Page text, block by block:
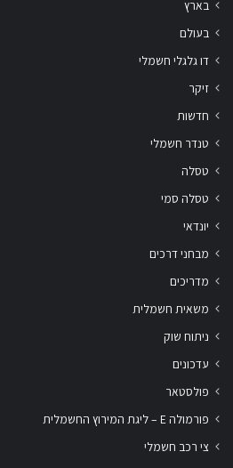
בארץ
בעולם
דו גלגלי חשמלי
זיקר
חדשות
טנדר חשמלי
טסלה
טסלה סמי
יונדאי
מבחני דרכים
מדריכים
משאית חשמלית
ניתוח שוק
עדכונים
פולסטאר
פורמולה E – ליגת המירוץ החשמלית
צי רכב חשמלי